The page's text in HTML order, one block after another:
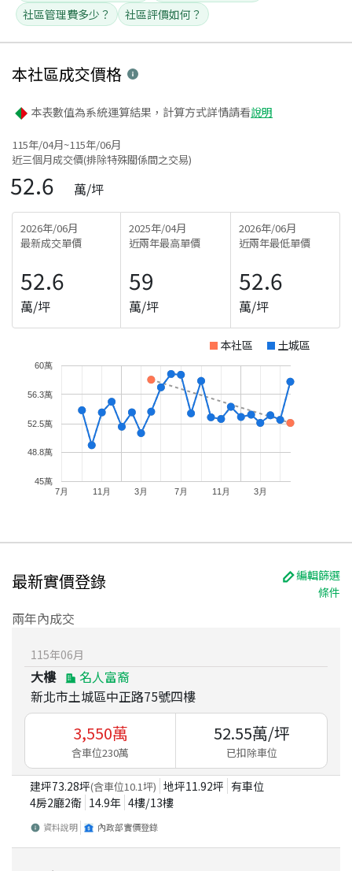
社區管理費多少？
社區評價如何？
本社區成交價格
本表數值為系統運算結果，計算方式詳情請看說明
115年/04月~115年/06月
近三個月成交價(排除特殊關係間之交易)
52.6 萬/坪
2026年/06月
最新成交單價
52.6
萬/坪
2025年/04月
近兩年最高單價
59
萬/坪
2026年/06月
近兩年最低單價
52.6
萬/坪
本社區 土城區
7月 11月 3月 7月 11月 3月
45萬
48.8萬
52.5萬
56.3萬
60萬
最新實價登錄
編輯篩選
條件
兩年內成交
115年06月
大樓
名人富裔
新北市土城區中正路75號四樓
3,550萬
含車位230萬
52.55萬/坪
已扣除車位
建坪73.28坪(含車位10.1坪) 地坪11.92坪 有車位
4房2廳2衛 14.9年 4樓/13樓
資料說明 內政部實價登錄